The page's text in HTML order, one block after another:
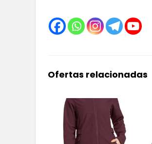
Ofertas relacionadas